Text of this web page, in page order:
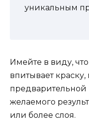
уникальным
Имейте в виду,
впитывает краску,
предварительной
желаемого
или более слоя.